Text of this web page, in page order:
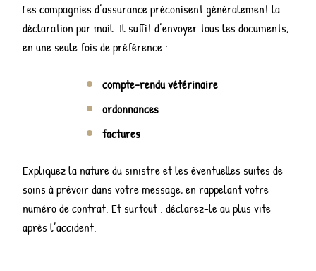
Les compagnies d’assurance préconisent généralement la
déclaration par mail. Il suffit d’envoyer tous les documents,
en une seule fois de préférence :
compte-rendu vétérinaire
ordonnances
factures
Expliquez la nature du sinistre et les éventuelles suites de
soins à prévoir dans votre message, en rappelant votre
numéro de contrat. Et surtout : déclarez-le au plus vite
après l’accident.